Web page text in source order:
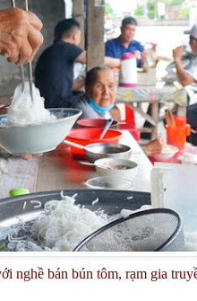
nghề bán bún tôm, rạm gia